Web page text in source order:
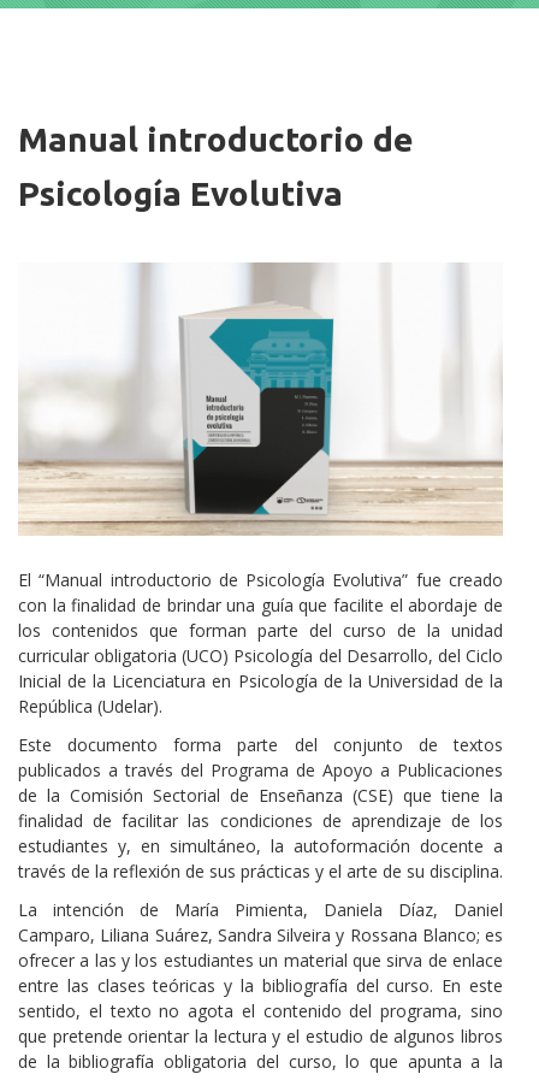
Manual introductorio de
Psicología Evolutiva
Cuerpo
El “Manual introductorio de Psicología Evolutiva” fue creado
con la finalidad de brindar una guía que facilite el abordaje de
los contenidos que forman parte del curso de la unidad
curricular obligatoria (UCO) Psicología del Desarrollo, del Ciclo
Inicial de la Licenciatura en Psicología de la Universidad de la
República (Udelar).
Este documento forma parte del conjunto de textos
publicados a través del Programa de Apoyo a Publicaciones
de la Comisión Sectorial de Enseñanza (CSE) que tiene la
finalidad de facilitar las condiciones de aprendizaje de los
estudiantes y, en simultáneo, la autoformación docente a
través de la reflexión de sus prácticas y el arte de su disciplina.
La intención de María Pimienta, Daniela Díaz, Daniel
Camparo, Liliana Suárez, Sandra Silveira y Rossana Blanco; es
ofrecer a las y los estudiantes un material que sirva de enlace
entre las clases teóricas y la bibliografía del curso. En este
sentido, el texto no agota el contenido del programa, sino
que pretende orientar la lectura y el estudio de algunos libros
de la bibliografía obligatoria del curso, lo que apunta a la